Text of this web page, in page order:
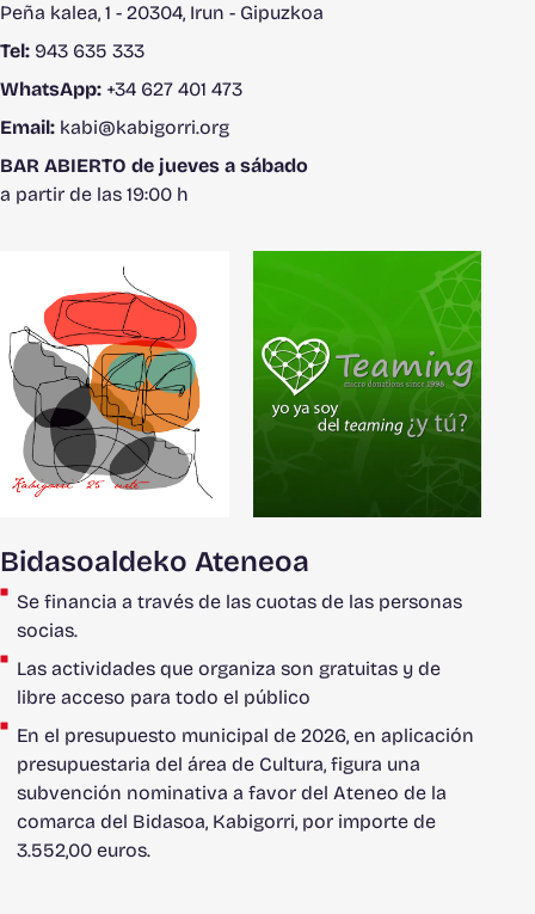
Peña kalea, 1 - 20304, Irun - Gipuzkoa
Tel: 943 635 333
WhatsApp: +34 627 401 473
Email: kabi@kabigorri.org
BAR ABIERTO de jueves a sábado
a partir de las 19:00 h
Bidasoaldeko Ateneoa
Se financia a través de las cuotas de las personas
socias.
Las actividades que organiza son gratuitas y de
libre acceso para todo el público
En el presupuesto municipal de 2026, en aplicación
presupuestaria del área de Cultura, figura una
subvención nominativa a favor del Ateneo de la
comarca del Bidasoa, Kabigorri, por importe de
3.552,00 euros.